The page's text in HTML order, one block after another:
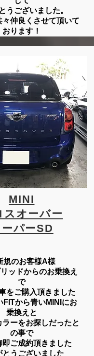
うございました。
々​仲良くさせて頂いて
おります！
MINI
スオーバー
パーSD
規のお客様A様
ッドからのお乗換え
で
をご購入頂きました
FITから青いMINIにお
乗換えと
ラーをお探しだったと
の事で
即ご成約頂きました
とうございました